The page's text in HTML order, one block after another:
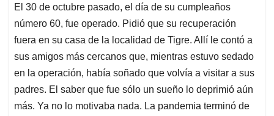
El 30 de octubre pasado, el día de su cumpleaños
número 60, fue operado. Pidió que su recuperación
fuera en su casa de la localidad de Tigre. Allí le contó a
sus amigos más cercanos que, mientras estuvo sedado
en la operación, había soñado que volvía a visitar a sus
padres. El saber que fue sólo un sueño lo deprimió aún
más. Ya no lo motivaba nada. La pandemia terminó de